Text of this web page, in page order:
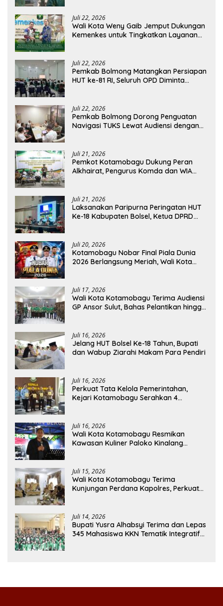
Juli 22, 2026
Wali Kota Weny Gaib Jemput Dukungan
Kemenkes untuk Tingkatkan Layanan
Juli 22, 2026
Pemkab Bolmong Matangkan Persiapan
HUT ke-81 RI, Seluruh OPD Diminta
Juli 22, 2026
Pemkab Bolmong Dorong Penguatan
Navigasi TUKS Lewat Audiensi dengan
Juli 21, 2026
Pemkot Kotamobagu Dukung Peran
Alkhairat, Pengurus Komda dan WIA
Juli 21, 2026
Laksanakan Paripurna Peringatan HUT
Ke-18 Kabupaten Bolsel, Ketua DPRD
Juli 20, 2026
Kotamobagu Nobar Final Piala Dunia
2026 Berlangsung Meriah, Wali Kota
Juli 17, 2026
Wali Kota Kotamobagu Terima Audiensi
GP Ansor Sulut, Bahas Pelantikan hingga
Juli 16, 2026
Jelang HUT Bolsel Ke-18 Tahun, Bupati
dan Wabup Ziarahi Makam Para Pendiri
Juli 16, 2026
Perkuat Tata Kelola Pemerintahan,
Kejari Kotamobagu Serahkan 4
Juli 16, 2026
Wali Kota Kotamobagu Resmikan
Kawasan Kuliner Paloko Kinalang
Juli 15, 2026
Wali Kota Kotamobagu Terima
Kunjungan Perdana Kapolres, Perkuat
Juli 14, 2026
Bupati Yusra Alhabsyi Terima dan Lepas
345 Mahasiswa KKN Tematik Integratif